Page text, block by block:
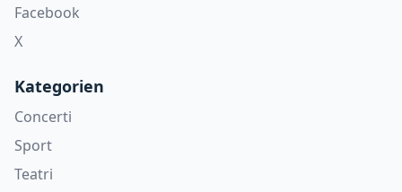
Facebook
X
Kategorien
Concerti
Sport
Teatri